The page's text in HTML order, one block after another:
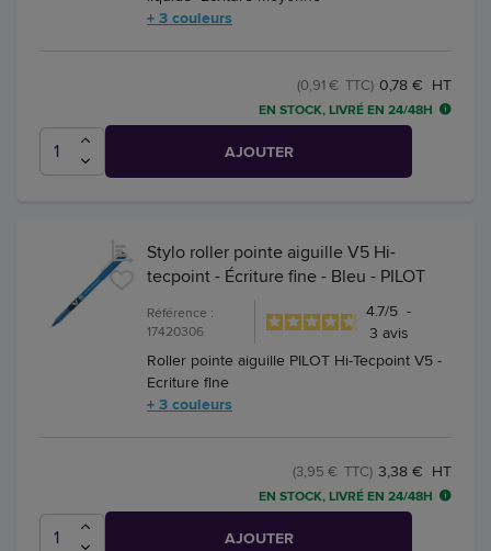
+ 3 couleurs
0,78 € HT
(0,91 € TTC)
EN STOCK, LIVRÉ EN 24/48H
AJOUTER
Stylo roller pointe aiguille V5 Hi-
tecpoint - Écriture fine - Bleu - PILOT
Référence :
17420306
4.7/5 -
3avis
Roller pointe aiguille PILOT Hi-Tecpoint V5 -
Ecriture fine
+ 3 couleurs
3,38 € HT
(3,95 € TTC)
EN STOCK, LIVRÉ EN 24/48H
AJOUTER